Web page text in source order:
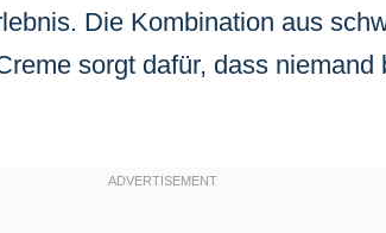
Die Kombination aus
sorgt dafür, dass